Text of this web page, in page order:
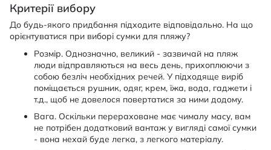
Критерії вибору
До будь-якого придбання підходите відповідально. На що
орієнтуватися при виборі сумки для пляжу?
Розмір. Однозначно, великий - зазвичай на пляж
люди відправляються на весь день, прихоплюючи з
собою безліч необхідних речей. У підходяще виріб
поміщається рушник, одяг, крем, їжа, вода, гаджети і
т.д., щоб не довелося повертатися за ними додому.
Вага. Оскільки перераховане має чималу масу, вам
не потрібен додатковий вантаж у вигляді самої сумки
- вона нехай буде легка, з легкого матеріалу.